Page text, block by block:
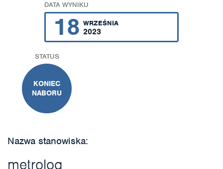
DATA WYNIKU
18 WRZEŚNIA
2023
STATUS
KONIEC
NABORU
Nazwa stanowiska:
metrolog